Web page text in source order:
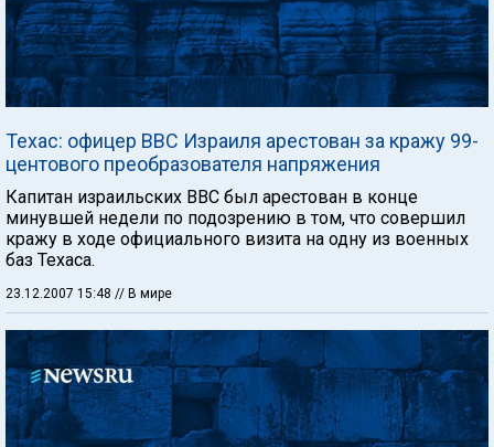
Техас: офицер ВВС Израиля арестован за кражу 99-
центового преобразователя напряжения
Капитан израильских ВВС был арестован в конце
минувшей недели по подозрению в том, что совершил
кражу в ходе официального визита на одну из военных
баз Техаса.
23.12.2007 15:48 // В мире